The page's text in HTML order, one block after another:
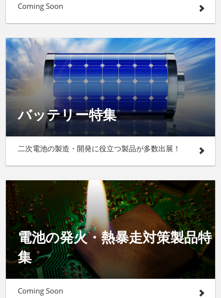
Coming Soon
バッテリー特集
二次電池の製造・開発に役立つ製品が多数出展！
電池の発火・熱暴走対策製品特
集
Coming Soon